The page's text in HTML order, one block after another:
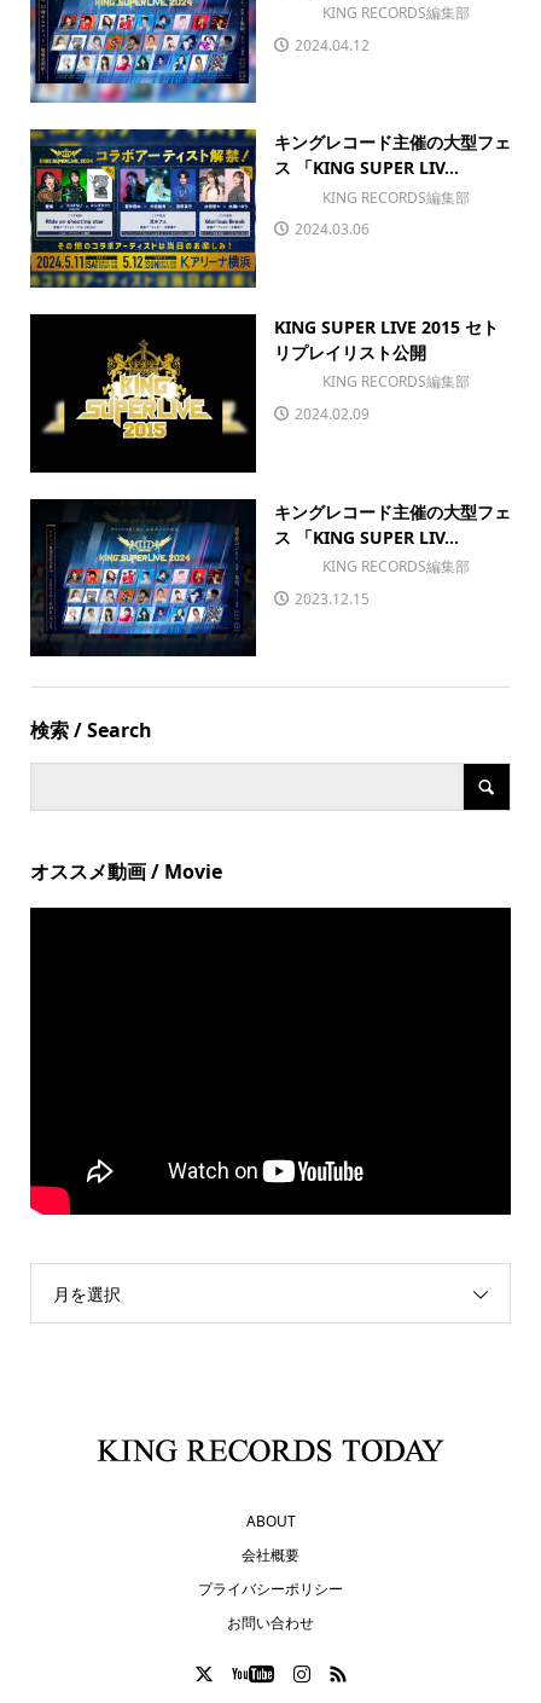
KING RECORDS編集部
2024.04.12
キングレコード主催の大型フェ
ス 「KING SUPER LIV...
KING RECORDS編集部
2024.03.06
KING SUPER LIVE 2015 セト
リプレイリスト公開
KING RECORDS編集部
2024.02.09
キングレコード主催の大型フェ
ス 「KING SUPER LIV...
KING RECORDS編集部
2023.12.15
検索 / Search
オススメ動画 / Movie
月を選択
ABOUT
会社概要
プライバシーポリシー
お問い合わせ